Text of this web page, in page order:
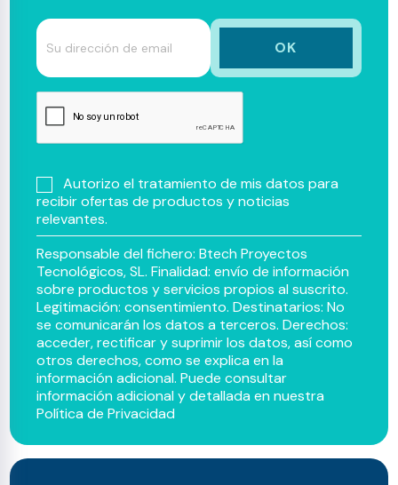
Autorizo el tratamiento de mis datos para
recibir ofertas de productos y noticias
relevantes.
Responsable del fichero: Btech Proyectos
Tecnológicos, SL. Finalidad: envío de información
sobre productos y servicios propios al suscrito.
Legitimación: consentimiento. Destinatarios: No
se comunicarán los datos a terceros. Derechos:
acceder, rectificar y suprimir los datos, así como
otros derechos, como se explica en la
información adicional. Puede consultar
información adicional y detallada en nuestra
Política de Privacidad